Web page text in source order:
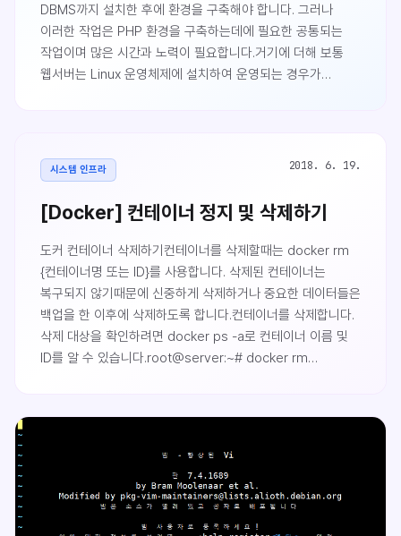
DBMS까지 설치한 후에 환경을 구축해야 합니다. 그러나
이러한 작업은 PHP 환경을 구축하는데에 필요한 공통되는
작업이며 많은 시간과 노력이 필요합니다.거기에 더해 보통
웹서버는 Linux 운영체제에 설치하여 운영되는 경우가
앞글자만을 딴 것입니다.비트나미 LAMP 설치파일(Install
File) 다운로드먼저 비트나미 LAMP를 설치하기 전에 설치
파일을 내려받아야 하는데, 두 가지 방법이 있습니다...
시스템 인프라 2018. 6. 19.
[Docker] 컨테이너 정지 및 삭제하기
도커 컨테이너 삭제하기컨테이너를 삭제할때는 docker rm
{컨테이너명 또는 ID}를 사용합니다. 삭제된 컨테이너는
복구되지 않기때문에 신중하게 삭제하거나 중요한 데이터들은
백업을 한 이후에 삭제하도록 합니다.컨테이너를 삭제합니다.
삭제 대상을 확인하려면 docker ps -a로 컨테이너 이름 및
ID를 알 수 있습니다.root@server:~# docker rm
a그러나 실행중인 컨테이너를 삭제하는 경우라면 다음과 같이